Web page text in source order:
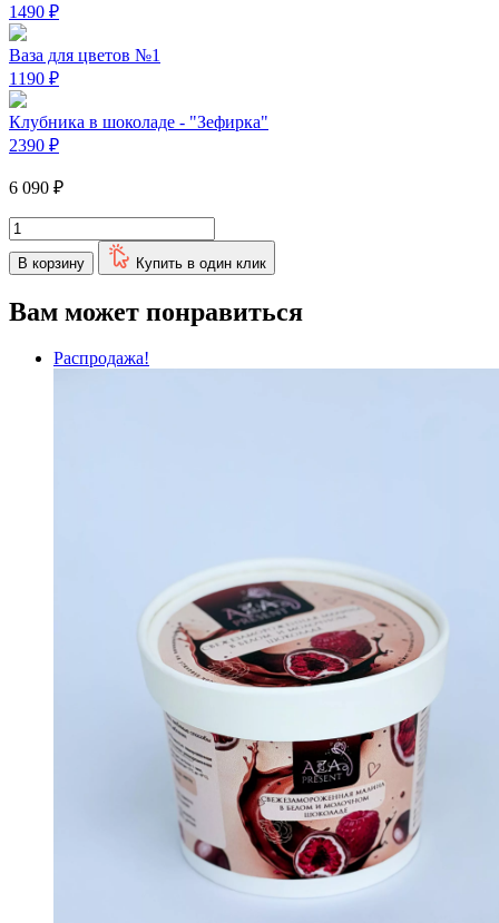
1490 ₽
Ваза для цветов №1
1190 ₽
Клубника в шоколаде - "Зефирка"
2390 ₽
6 090 ₽
Количество
товара
Комбо-
-
"Классика"
В корзину Купить в один клик
Вам может понравиться
Распродажа!